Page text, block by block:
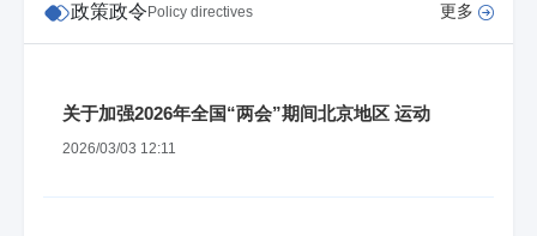
3145/content.html 2021年全国青少年航空航天
模型锦标赛竞赛规程、规则：http://ww
政策政令 Policy directives 更多
关于加强2026年全国“两会”期间北京地区 运动
类“低慢小”航空器安全管理工作的通知
2026/03/03 12:11